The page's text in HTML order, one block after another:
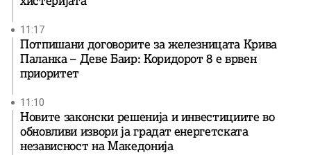
11:17
Потпишани договорите за железницата Крива
Паланка – Деве Баир: Коридорот 8 е врвен
приоритет
11:10
Новите законски решенија и инвестициите во
обновливи извори ја градат енергетската
независност на Македонија